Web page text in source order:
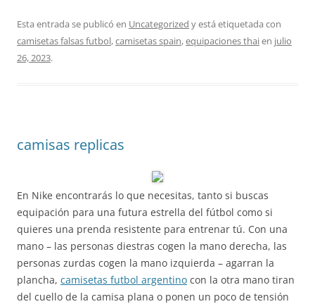
Esta entrada se publicó en Uncategorized y está etiquetada con
camisetas falsas futbol,camisetas spain,equipaciones thaien julio
26, 2023.
camisas replicas
En Nike encontrarás lo que necesitas, tanto si buscas
equipación para una futura estrella del fútbol como si
quieres una prenda resistente para entrenar tú. Con una
mano – las personas diestras cogen la mano derecha, las
personas zurdas cogen la mano izquierda – agarran la
plancha, camisetas futbol argentino con la otra mano tiran
del cuello de la camisa plana o ponen un poco de tensión